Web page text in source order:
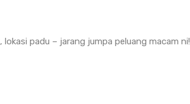
padu – jarang jumpa peluang macam ni!